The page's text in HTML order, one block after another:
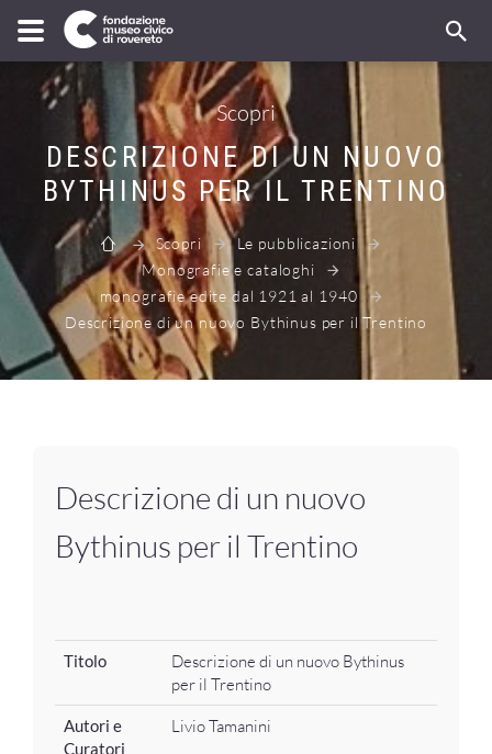
Scopri
DESCRIZIONE DI UN NUOVO
BYTHINUS PER IL TRENTINO
Scopri
Le pubblicazioni
Monografie e cataloghi
monografie edite dal 1921 al 1940
Descrizione di un nuovo Bythinus per il Trentino
Descrizione di un nuovo
Bythinus per il Trentino
Titolo
Descrizione di un nuovo Bythinus
per il Trentino
Autori e
Curatori
Livio Tamanini